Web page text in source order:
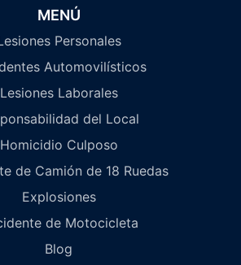
MENÚ
Personales
Automovilísticos
Lesiones Laborales
del Local
Homicidio Culposo
de Camión de 18 Ruedas
Explosiones
de Motocicleta
Blog